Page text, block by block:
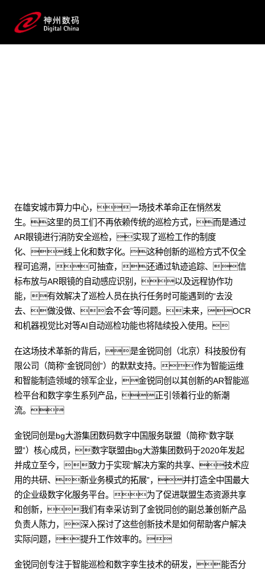
在雄安城市算力中心，一场技术革命正在悄然发
生。这里的员工们不再依赖传统的巡检方式，而是通过
AR眼镜进行消防安全巡检，实现了巡检工作的制度
化、线上化和数字化。这种创新的巡检方式不仅全
程可追溯，可抽查，还通过轨迹追踪、信
标布放与AR眼镜的自动感应识别，以及远程协作功
能，有效解决了巡检人员在执行任务时可能遇到的“去没
去、做没做、会不会”等问题。未来，OCR
和机器视觉比对等AI自动巡检功能也将陆续投入使用。
在这场技术革新的背后，是金锐同创（北京）科技股份有
限公司（简称“金锐同创”）的默默支持。作为智能运维
和智能制造领域的领军企业，金锐同创以其创新的AR智能巡
检平台和数字孪生系列产品，正引领着行业的新潮
流。
金锐同创是bg大游集团数码数字中国服务联盟（简称“数字联
盟”）核心成员，数字联盟由bg大游集团数码于2020年发起
并成立至今，致力于实现“解决方案的共享、技术应
用的共研、新业务模式的拓展”，并打造全中国最大
的企业级数字化服务平台。为了促进联盟生态资源共享
和创新，我们有幸采访到了金锐同创的副总兼创新产品
负责人陈力，深入探讨了这些创新技术是如何帮助客户解决
实际问题，提升工作效率的。
金锐同创专注于智能巡检和数字孪生技术的研发，能否分